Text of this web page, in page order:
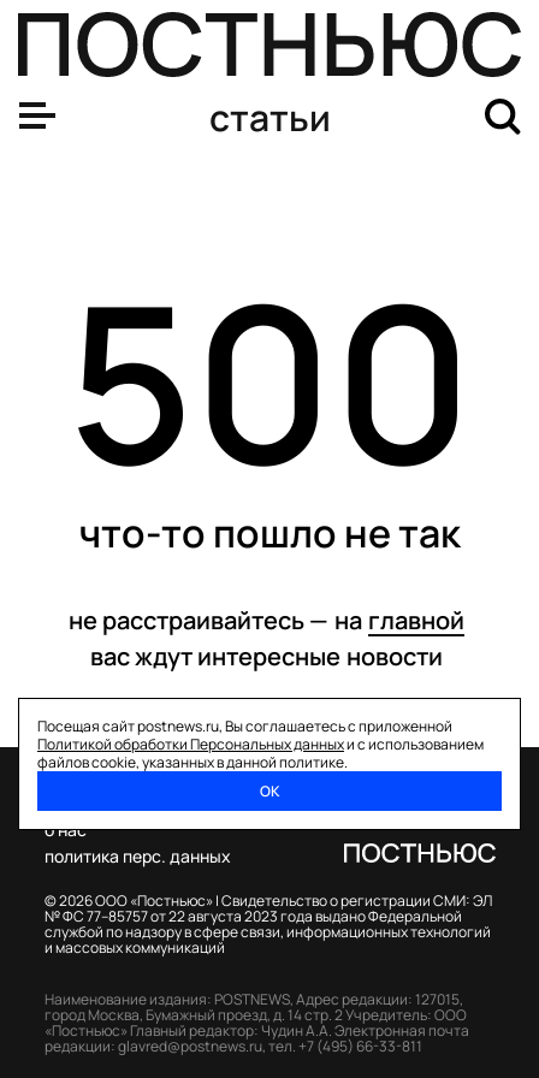
статьи
500
что-то пошло не так
не расстраивайтесь — на главной
вас ждут интересные новости
Посещая сайт postnews.ru, Вы соглашаетесь с приложенной
Политикой обработки Персональных данныхи с использованием
файлов cookie, указанных в данной политике.
ОК
© 2026 ООО «Постньюс» |Свидетельство о регистрации СМИ: ЭЛ
№ ФС 77–85757 от 22 августа 2023 года выдано Федеральной
службой по надзору в сфере связи, информационных технологий
и массовых коммуникаций
о нас
политика перс. данных
Наименование издания: POSTNEWS,Адрес редакции: 127015,
город Москва, Бумажный проезд, д. 14 стр. 2Учредитель: ООО
«Постньюс» Главный редактор: Чудин А.А.Электронная почта
редакции:glavred@postnews.ru,тел. +7 (495) 66-33-811